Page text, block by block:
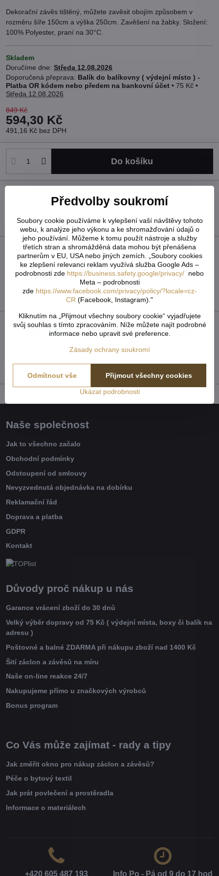
Dekorační závěs tištěný, můžete zavěsit obojím způsobem v
rozměru šíře 150cm a výška 250cm. Zavěšení na žabky. Složení:
100% Polyester, praní na 30°C.
Skladem
Doručíme dne: Středa 12.08.2026
Balík do balíkovny ( výdejní místo ) -
Platba OR kódem nebo předem na bankovní účet • 75 Kč •
Středa 12.08.2026
849 Kč
594,30 Kč
491,16 Kč bez DPH
Do košíku
Výrobce:Výroba EU
Recenze 0
Zatím bez hodnocení. Buďte první!
Přidat recenzi
FacebookTwitterBlueskyPinterestRedditLinkedInWhatsApp
Naše společnost
Jak to všechno začalo
Obchodní podmínky
Odstoupení od smlouvy
Nevyzvednutá objednávka na dobírku
Reklamační řád
Doprava a platba
GDPR
Kontakt
Důvody proč nákup u nás
Garance vrácení zboží do 30 dnů
Velký výběr dopravy od 75 Kč ( výdejní místa, boxy či balík na
adresu )
Poštovné a balné ZDARMA při nákupu zboží nad 1400 Kč
Šití záclon a závěsů na míru
Naše on-line reakce 24/7
Nakupujeme přímo u značkových výrobců
Bonus program
Co Vás může zajímat - rady a tipy
Jak změřit okno pro nákup záclon a závěsů?
Péče o bytový textil
Jak prát povlečení a prostěradla
Informace o materiálech
+420 605 487 193 Info Po - Pá od 9 do 17 hod​
Předvolby soukromí
Soubory cookie používáme k vylepšení vaší návštěvy tohoto
webu, k analýze jeho výkonu a ke shromažďování údajů o
jeho používání. Můžeme k tomu použít nástroje a služby
třetích stran a shromážděná data mohou být přenášena
partnerům v EU, USA nebo jiných zemích. „Soubory cookies
ke zlepšení relevanci reklam využívá služba Google Ads –
podrobnosti zde https://business.safety.google/privacy/ nebo
Meta – podrobnosti
zde https://www.facebook.com/privacy/policy/?locale=cz-
CR (Facebook, Instagram)."
Kliknutím na „Přijmout všechny soubory cookie“ vyjadřujete
svůj souhlas s tímto zpracováním. Níže můžete najít podrobné
informace nebo upravit své preference.
Zásady ochrany soukromí
Ukázat podrobnosti
Přijmout všechny cookies
Odmítnout vše